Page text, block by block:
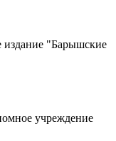
издание "Барышские
учреждение